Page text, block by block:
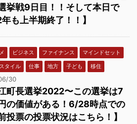
挙戦9日目！！そして本日で
も上半期終了！！】
ビジネス ファイナンス
マインドセット
タイル
仕事 地方 子ども 移住
30
江町長選挙2022〜この選挙は7
の価値がある！6/28時点での
投票の投票状況はこちら！】